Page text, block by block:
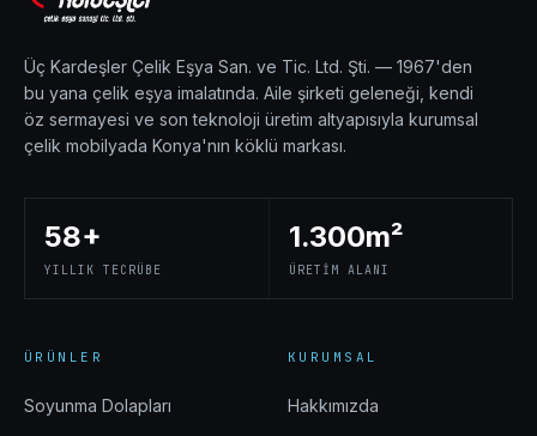
Üç Kardeşler Çelik Eşya San. ve Tic. Ltd. Şti. — 1967'den
bu yana çelik eşya imalatında. Aile şirketi geleneği, kendi
öz sermayesi ve son teknoloji üretim altyapısıyla kurumsal
çelik mobilyada Konya'nın köklü markası.
58+
YILLIK TECRÜBE
1.300m²
ÜRETIM ALANI
ÜRÜNLER
Soyunma Dolapları
KURUMSAL
Hakkımızda